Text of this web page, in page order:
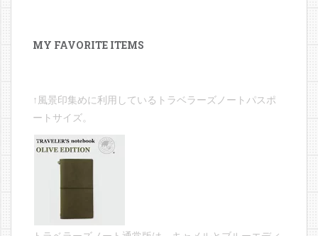
MY FAVORITE ITEMS
↑風景印集めに利用しているトラベラーズノートパスポ
ートサイズ。